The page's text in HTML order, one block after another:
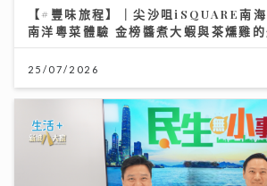
【#豐味旅程】｜尖沙咀iSQUARE南
南洋粵菜體驗 金榜醬煮大蝦與茶燻雞
25/07/2026